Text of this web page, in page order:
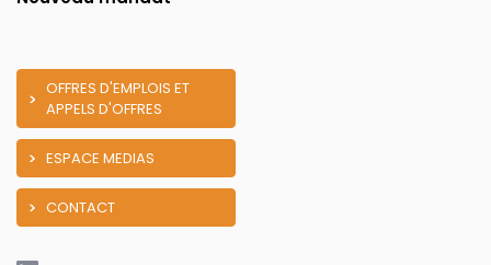
OFFRES D'EMPLOIS ET
APPELS D'OFFRES
ESPACE MEDIAS
CONTACT